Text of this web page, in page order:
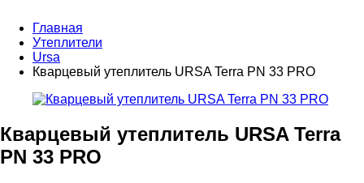
Главная
Утеплители
Ursa
Кварцевый утеплитель URSA Terra PN 33 PRO
Кварцевый утеплитель URSA Terra
PN 33 PRO